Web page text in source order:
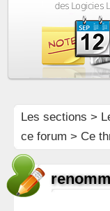
Les sections >
ce forum > Ce